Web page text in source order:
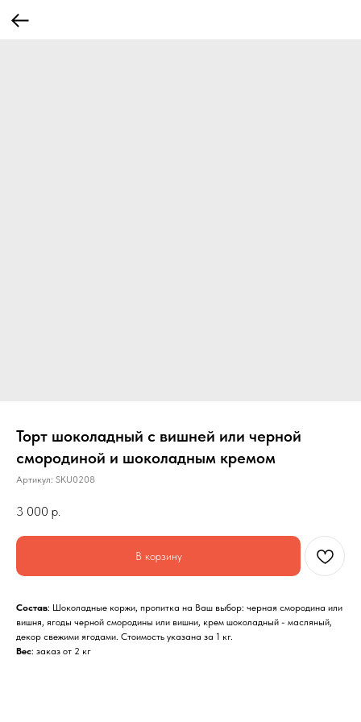
Торт шоколадный с вишней или черной
смородиной и шоколадным кремом
Артикул: SKU0208
3 000 р.
В корзину
Состав: Шоколадные коржи, пропитка на Ваш выбор: черная смородина или
вишня, ягоды черной смородины или вишни, крем шоколадный - масляный,
декор свежими ягодами. Стоимость указана за 1 кг.
Вес: заказ от 2 кг